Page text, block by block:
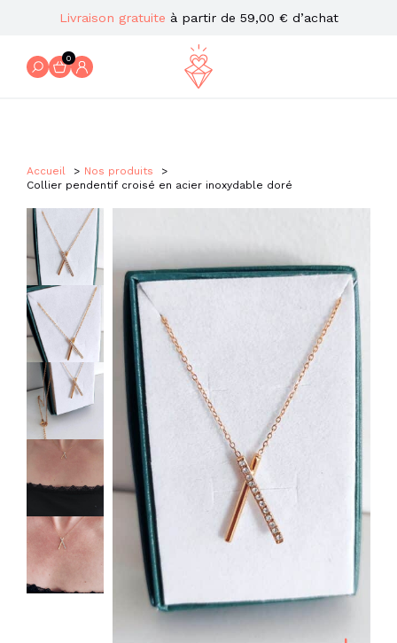
Livraison gratuite à partir de 59,00 € d’achat
0
Accueil
Nos produits
Collier pendentif croisé en acier inoxydable doré